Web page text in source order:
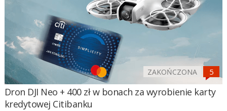
ZAKOŃCZONA
Dron DJI Neo + 400 zł w bonach za wyrobienie karty
kredytowej Citibanku